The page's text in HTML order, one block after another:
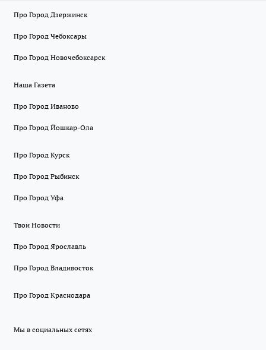
Про Город Дзержинск
Про Город Чебоксары
Про Город Новочебоксарск
Наша Газета
Про Город Иваново
Про Город Йошкар-Ола
Про Город Курск
Про Город Рыбинск
Про Город Уфа
Твои Новости
Про Город Ярославль
Про Город Владивосток
Про Город Краснодара
Мы в социальных сетях